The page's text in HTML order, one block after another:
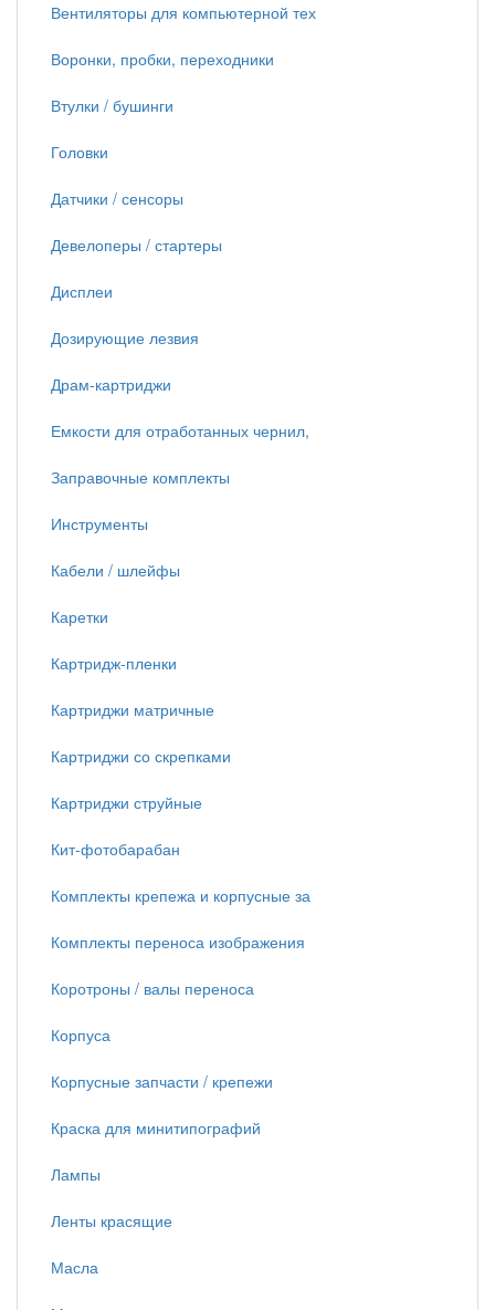
Вентиляторы для компьютерной тех
Воронки, пробки, переходники
Втулки / бушинги
Головки
Датчики / сенсоры
Девелоперы / стартеры
Дисплеи
Дозирующие лезвия
Драм-картриджи
Емкости для отработанных чернил,
Заправочные комплекты
Инструменты
Кабели / шлейфы
Каретки
Картридж-пленки
Картриджи матричные
Картриджи со скрепками
Картриджи струйные
Кит-фотобарабан
Комплекты крепежа и корпусные за
Комплекты переноса изображения
Коротроны / валы переноса
Корпуса
Корпусные запчасти / крепежи
Краска для минитипографий
Лампы
Ленты красящие
Масла